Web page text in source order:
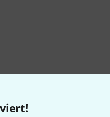
Ihnen, was Sie